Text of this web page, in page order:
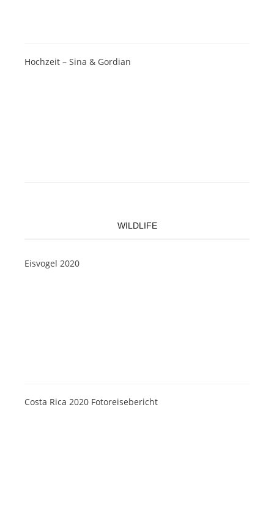
Hochzeit – Sina & Gordian
WILDLIFE
Eisvogel 2020
Costa Rica 2020 Fotoreisebericht